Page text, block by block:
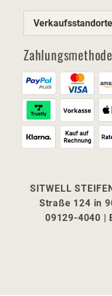
Verkaufsstandorte
SITWELL
Straße 124 in
09129-4040 |